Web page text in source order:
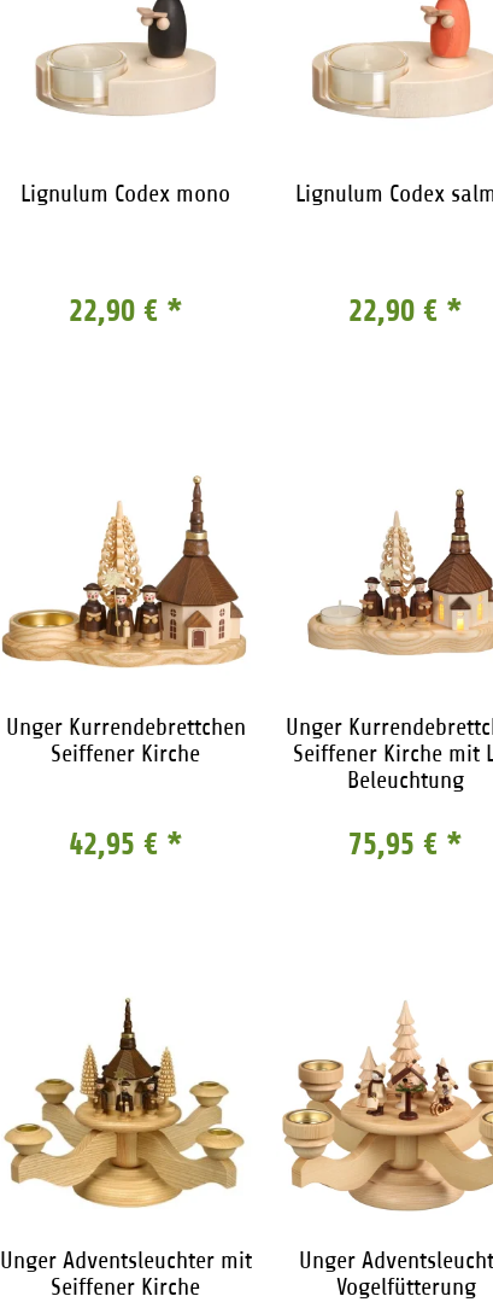
Lignulum Codex mono
22,90 € *
Lignulum Codex
22,90 € *
Unger Kurrendebrettchen
Seiffener Kirche
42,95 € *
Unger
Seiffener Kirche mit
Beleuchtung
75,95 € *
Unger Adventsleuchter mit
Seiffener Kirche
Unger
Vogelfütterung